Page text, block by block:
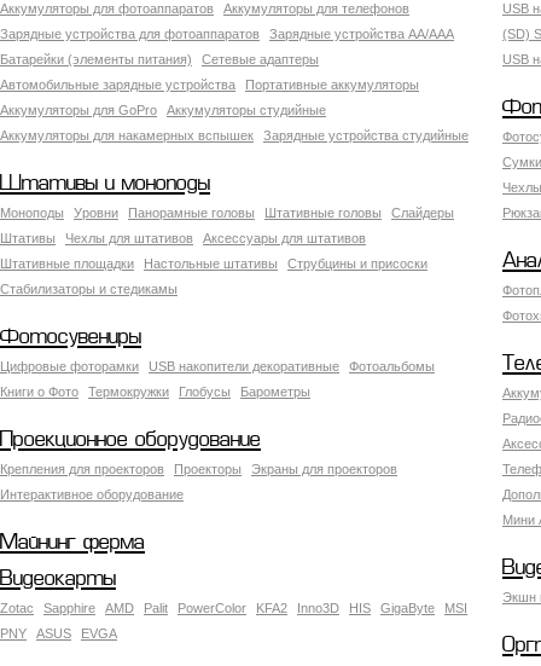
Аккумуляторы для фотоаппаратов
Аккумуляторы для телефонов
Зарядные устройства для фотоаппаратов
Зарядные устройства AA/AAA
Батарейки (элементы питания)
Сетевые адаптеры
Автомобильные зарядные устройства
Портативные аккумуляторы
Аккумуляторы для GoPro
Аккумуляторы студийные
Аккумуляторы для накамерных вспышек
Зарядные устройства студийные
USB
(SD)
USB
Штативы и моноподы
Моноподы Уровни Панорамные головы Штативные головы
Слайдеры
Штативы
Чехлы для штативов
Аксессуары для штативов
Штативные площадки
Настольные штативы
Струбцины и присоски
Стабилизаторы и стедикамы
Фотосувениры
Цифровые фоторамки USB накопители декоративные
Фотоальбомы
Книги о Фото
Термокружки Глобусы Барометры
Мини
Проекционное оборудование
Крепления для проекторов Проекторы
Экраны для проекторов
Интерактивное оборудование
Майнинг ферма
Экшн
Видеокарты
Zotac Sapphire AMD Palit PowerColor KFA2 Inno3D HIS GigaByte
MSI
PNY
ASUS EVGA